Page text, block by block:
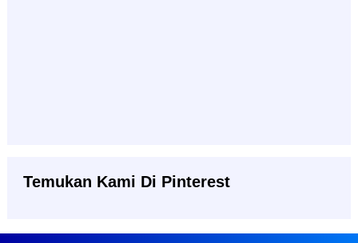
Temukan Kami Di Pinterest